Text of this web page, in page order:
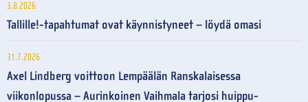
3.8.2026
Tallille!-tapahtumat ovat käynnistyneet – löydä omasi
31.7.2026
Axel Lindberg voittoon Lempäälän Ranskalaisessa
viikonlopussa – Aurinkoinen Vaihmala tarjosi huippu-